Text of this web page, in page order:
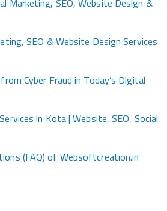
Marketing, SEO, Website Design &
SEO & Website Design Services
Cyber Fraud in Today’s Digital
in Kota | Website, SEO, Social
(FAQ) of Websoftcreation.in